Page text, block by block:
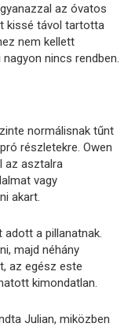
az óvatos
kissé távol tartotta
nem kellett
nincs rendben.
normálisnak tűnt
részletekre. Owen
az asztalra
vagy
akart.
adott a pillanatnak.
majd néhány
az egész este
kimondatlan.
Julian, miközben